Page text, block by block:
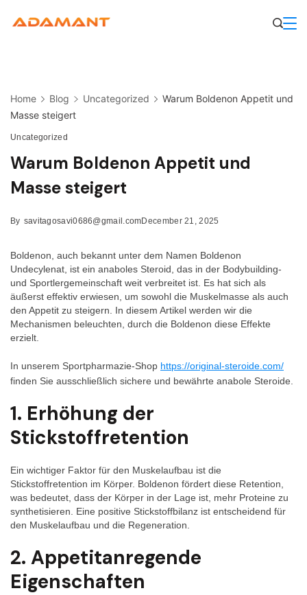
Home Blog Uncategorized
Warum Boldenon Appetit und
Masse steigert
Uncategorized
Warum Boldenon Appetit und
Masse steigert
By savitagosavi0686@gmail.comDecember 21, 2025
Boldenon, auch bekannt unter dem Namen Boldenon
Undecylenat, ist ein anaboles Steroid, das in der Bodybuilding-
und Sportlergemeinschaft weit verbreitet ist. Es hat sich als
äußerst effektiv erwiesen, um sowohl die Muskelmasse als auch
den Appetit zu steigern. In diesem Artikel werden wir die
Mechanismen beleuchten, durch die Boldenon diese Effekte
erzielt.
In unserem Sportpharmazie-Shop https://original-steroide.com/
finden Sie ausschließlich sichere und bewährte anabole Steroide.
1. Erhöhung der
Stickstoffretention
Ein wichtiger Faktor für den Muskelaufbau ist die
Stickstoffretention im Körper. Boldenon fördert diese Retention,
was bedeutet, dass der Körper in der Lage ist, mehr Proteine zu
synthetisieren. Eine positive Stickstoffbilanz ist entscheidend für
den Muskelaufbau und die Regeneration.
2. Appetitanregende
Eigenschaften